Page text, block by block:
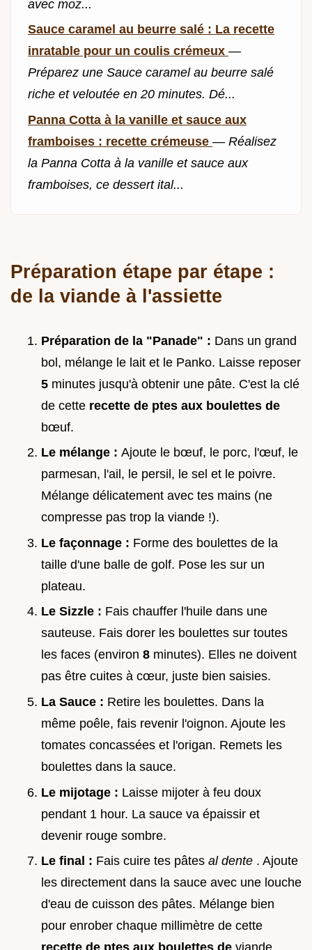
avec moz...
Sauce caramel au beurre salé : La recette
inratable pour un coulis crémeux —
Préparez une Sauce caramel au beurre salé
riche et veloutée en 20 minutes. Dé...
Panna Cotta à la vanille et sauce aux
framboises : recette crémeuse — Réalisez
la Panna Cotta à la vanille et sauce aux
framboises, ce dessert ital...
Préparation étape par étape :
de la viande à l'assiette
Préparation de la "Panade" : Dans un grand
bol, mélange le lait et le Panko. Laisse reposer
5 minutes jusqu'à obtenir une pâte. C'est la clé
de cette recette de ptes aux boulettes de
bœuf.
Le mélange : Ajoute le bœuf, le porc, l'œuf, le
parmesan, l'ail, le persil, le sel et le poivre.
Mélange délicatement avec tes mains (ne
compresse pas trop la viande !).
Le façonnage : Forme des boulettes de la
taille d'une balle de golf. Pose les sur un
plateau.
Le Sizzle : Fais chauffer l'huile dans une
sauteuse. Fais dorer les boulettes sur toutes
les faces (environ 8 minutes). Elles ne doivent
pas être cuites à cœur, juste bien saisies.
La Sauce : Retire les boulettes. Dans la
même poêle, fais revenir l'oignon. Ajoute les
tomates concassées et l'origan. Remets les
boulettes dans la sauce.
Le mijotage : Laisse mijoter à feu doux
pendant 1 hour. La sauce va épaissir et
devenir rouge sombre.
Le final : Fais cuire tes pâtes al dente . Ajoute
les directement dans la sauce avec une louche
d'eau de cuisson des pâtes. Mélange bien
pour enrober chaque millimètre de cette